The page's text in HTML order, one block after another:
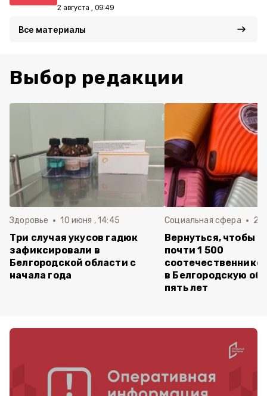
2 августа , 09:49
Все материалы
Выбор редакции
Здоровье 10 июня , 14:45
Три случая укусов гадюк
зафиксировали в
Белгородской области с
начала года
Социальная сфера 20
Вернуться, чтобы
почти 1 500
в Белгородскую
пять лет